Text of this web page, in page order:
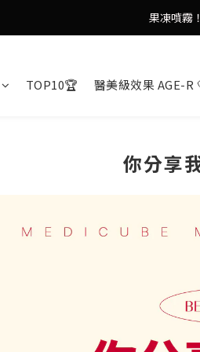
謝安琪愛
謝安琪愛
TOP10🏆 醫美級效果 AGE-R
你分享